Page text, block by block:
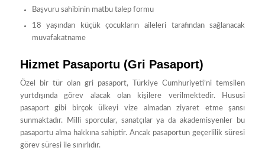
Başvuru sahibinin matbu talep formu
18 yaşından küçük çocukların aileleri tarafından sağlanacak
muvafakatname
Hizmet Pasaportu (Gri Pasaport)
Özel bir tür olan gri pasaport, Türkiye Cumhuriyeti’ni temsilen
yurtdışında görev alacak olan kişilere verilmektedir. Hususi
pasaport gibi birçok ülkeyi vize almadan ziyaret etme şansı
sunmaktadır. Milli sporcular, sanatçılar ya da akademisyenler bu
pasaportu alma hakkına sahiptir. Ancak pasaportun geçerlilik süresi
görev süresi ile sınırlıdır.